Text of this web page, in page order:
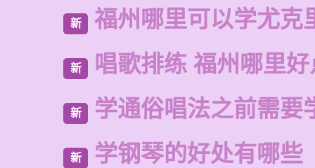
新 福州哪里可以学尤克
新 唱歌排练 福州哪里
新 学通俗唱法之前需要
新 学钢琴的好处有哪些